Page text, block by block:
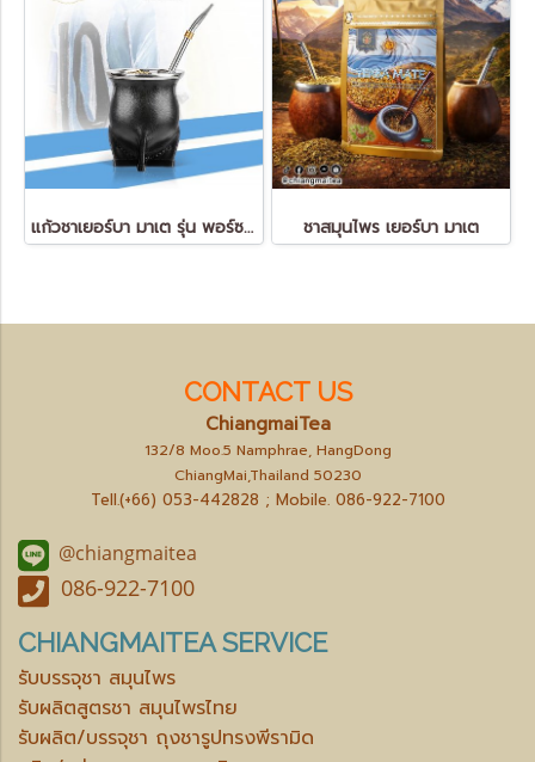
แก้วชาเยอร์บา มาเต รุ่น พอร์ซเลน สีดำ Yerba Mate Gourd - Porcelain ชาสมุนไพร เยอร์บา มาเต
CONTACT US
ChiangmaiTea
132/8 Moo.5 Namphrae, HangDong
ChiangMai,Thailand 50230
Tell.(+66) 053-442828 ; Mobile. 086-922-7100
@chiangmaitea
086-922-7100
CHIANGMAITEA SERVICE
รับบรรจุชา สมุนไพร
รับผลิตสูตรชา สมุนไพรไทย
รับผลิต/บรรจุชา ถุงชารูปทรงพีรามิด